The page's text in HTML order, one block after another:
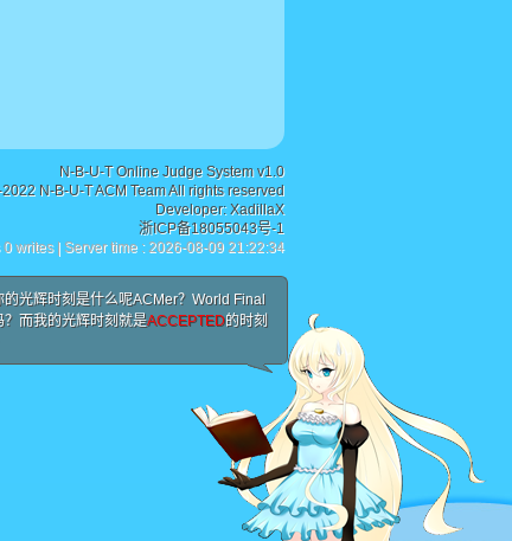
N-B-U-T Online Judge System v1.0
N-B-U-T ACM Team All rights reserved
Developer:XadillaX
浙ICP备18055043号-1
writes | Server time : 2026-08-09 21:22:34
的光辉时刻是什么呢ACMer？World Final
？而我的光辉时刻就是ACCEPTED的时刻